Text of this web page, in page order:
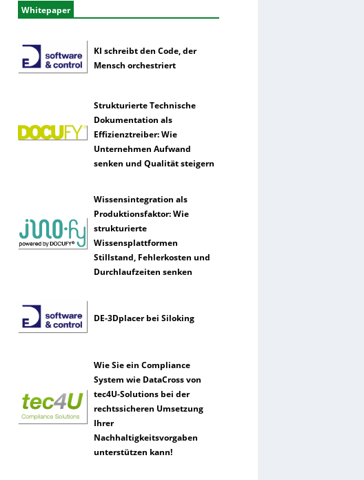
Whitepaper
KI schreibt den Code, der
Mensch orchestriert
Strukturierte Technische
Dokumentation als
Effizienztreiber: Wie
Unternehmen Aufwand
senken und Qualität steigern
Wissensintegration als
Produktionsfaktor: Wie
strukturierte
Wissensplattformen
Stillstand, Fehlerkosten und
Durchlaufzeiten senken
DE-3Dplacer bei Siloking
Wie Sie ein Compliance
System wie DataCross von
tec4U-Solutions bei der
rechtssicheren Umsetzung
Ihrer
Nachhaltigkeitsvorgaben
unterstützen kann!